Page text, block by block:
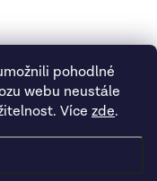
pohodlné
webu neustále
Více zde.